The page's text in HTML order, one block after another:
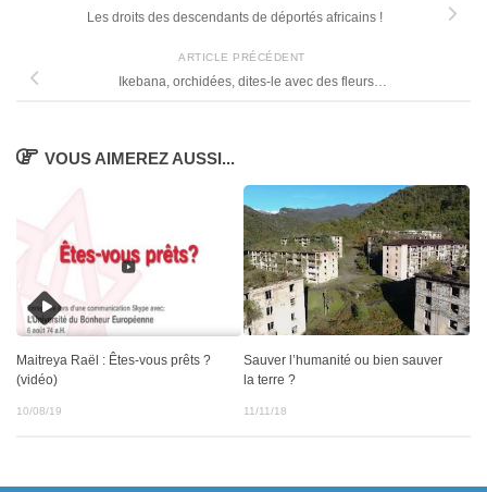
Les droits des descendants de déportés africains !
ARTICLE PRÉCÉDENT
Ikebana, orchidées, dites-le avec des fleurs…
VOUS AIMEREZ AUSSI...
Maitreya Raël : Êtes-vous prêts ?
(vidéo)
10/08/19
Sauver l’humanité ou bien sauver
la terre ?
11/11/18